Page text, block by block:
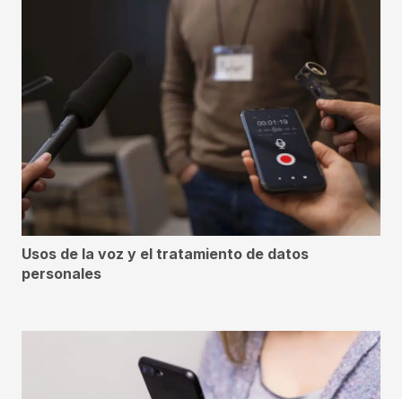
Usos de la voz y el tratamiento de datos
personales